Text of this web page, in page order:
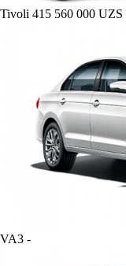
Tivoli 415 560 000 UZS
VA3 -